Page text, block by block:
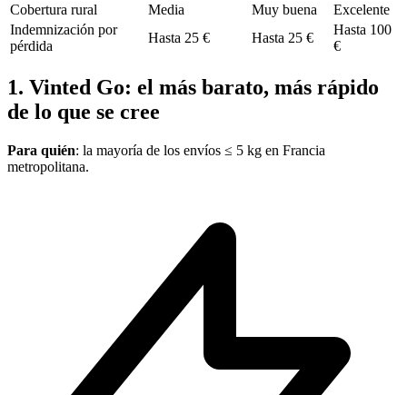
Cobertura rural
Media Muy buena
Excelente
Indemnización por
pérdida
Hasta 25 € Hasta 25 €
Hasta 100
€
1. Vinted Go: el más barato, más rápido
de lo que se cree
Para quién: la mayoría de los envíos ≤ 5 kg en Francia
metropolitana.